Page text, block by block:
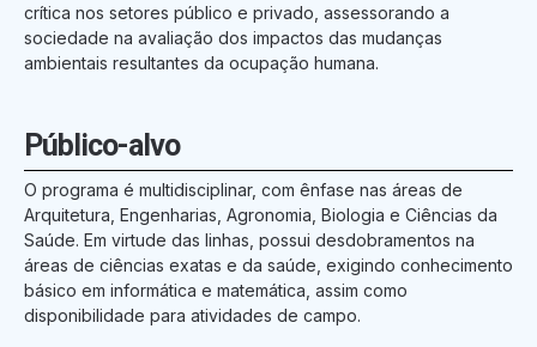
crítica nos setores público e privado, assessorando a
sociedade na avaliação dos impactos das mudanças
ambientais resultantes da ocupação humana.
Público-alvo
O programa é multidisciplinar, com ênfase nas áreas de
Arquitetura, Engenharias, Agronomia, Biologia e Ciências da
Saúde. Em virtude das linhas, possui desdobramentos na
áreas de ciências exatas e da saúde, exigindo conhecimento
básico em informática e matemática, assim como
disponibilidade para atividades de campo.